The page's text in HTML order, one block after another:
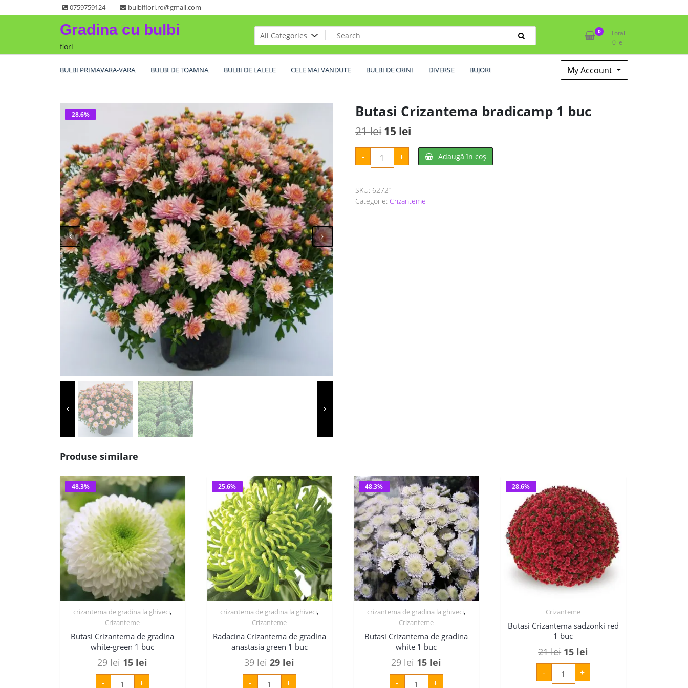
to
0759759124 bulbiflori.ro@gmail.com
Gradina cu bulbi
flori
0
Total
0 lei
BULBI PRIMAVARA-VARA BULBI DE TOAMNA BULBI DE LALELE CELE MAI VANDUTE BULBI DE CRINI DIVERSE BUJORI My Account
28.6% Butasi Crizantema bradicamp 1 buc
21lei Prețul
inițial
21 lei.
15 lei
curent
este:
-
Cantitate
Butasi
Crizantema
buc
+ Adaugă în coș
SKU: 62721
Categorie: Crizanteme
Produse similare
48.3%
crizantema de gradina la ghiveci,
Crizanteme
Butasi Crizantema de gradina
white-green 1 buc
29lei Prețul
inițial
15 lei
curent
-
Cantitate
Butasi
+
25.6%
crizantema de gradina la ghiveci,
Crizanteme
Radacina Crizantema de gradina
anastasia green 1 buc
39lei Prețul
inițial
29 lei
curent
-
Cantitate
Radacina
+
48.3%
crizantema de gradina la ghiveci,
Crizanteme
Butasi Crizantema de gradina
white 1 buc
29lei Prețul
inițial
15 lei
curent
-
Cantitate
Butasi
+
28.6%
Crizanteme
Butasi Crizantema sadzonki red
1 buc
21lei Prețul
inițial
a
15 lei
curent
este:
-
Cantitate
Butasi
Crizantema
+